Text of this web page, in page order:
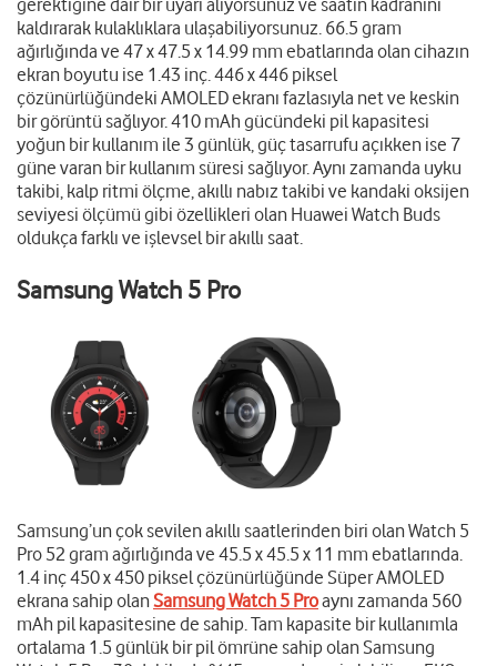
gerektiğine dair bir uyarı alıyorsunuz ve saatin kadranını
kaldırarak kulaklıklara ulaşabiliyorsunuz. 66.5 gram
ağırlığında ve 47 x 47.5 x 14.99 mm ebatlarında olan cihazın
ekran boyutu ise 1.43 inç. 446 x 446 piksel
çözünürlüğündeki AMOLED ekranı fazlasıyla net ve keskin
bir görüntü sağlıyor. 410 mAh gücündeki pil kapasitesi
yoğun bir kullanım ile 3 günlük, güç tasarrufu açıkken ise 7
güne varan bir kullanım süresi sağlıyor. Aynı zamanda uyku
takibi, kalp ritmi ölçme, akıllı nabız takibi ve kandaki oksijen
seviyesi ölçümü gibi özellikleri olan Huawei Watch Buds
oldukça farklı ve işlevsel bir akıllı saat.
Samsung Watch 5 Pro
Samsung’un çok sevilen akıllı saatlerinden biri olan Watch 5
Pro 52 gram ağırlığında ve 45.5 x 45.5 x 11 mm ebatlarında.
1.4 inç 450 x 450 piksel çözünürlüğünde Süper AMOLED
ekrana sahip olanSamsung Watch 5 Proaynı zamanda 560
mAh pil kapasitesine de sahip. Tam kapasite bir kullanımla
ortalama 1.5 günlük bir pil ömrüne sahip olan Samsung